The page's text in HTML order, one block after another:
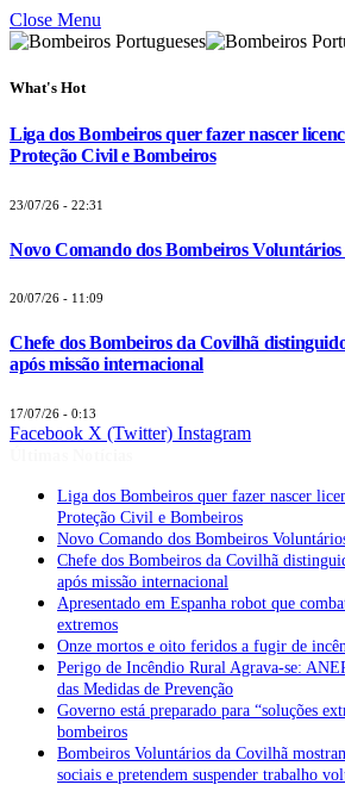
Close Menu
What's Hot
Liga dos Bombeiros quer fazer nascer
Proteção Civil e Bombeiros
23/07/26 - 22:31
Novo Comando dos Bombeiros Voluntários
20/07/26 - 11:09
Chefe dos Bombeiros da Covilhã
após missão internacional
17/07/26 - 0:13
Facebook X (Twitter) Instagram
Liga dos Bombeiros quer fazer nascer
Proteção Civil e Bombeiros
Novo Comando dos Bombeiros
Chefe dos Bombeiros da Covilhã
após missão internacional
Apresentado em Espanha robot que
extremos
Onze mortos e oito feridos a fugir de
Perigo de Incêndio Rural Agrava-se:
das Medidas de Prevenção
Governo está preparado para “soluções
bombeiros
Bombeiros Voluntários da Covilhã
sociais e pretendem suspender trabalho